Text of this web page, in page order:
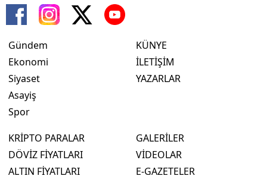
Gündem
Ekonomi
Siyaset
Asayiş
Spor
KÜNYE
İLETİŞİM
YAZARLAR
KRİPTO PARALAR
DÖVİZ FİYATLARI
ALTIN FİYATLARI
GALERİLER
VİDEOLAR
E-GAZETELER